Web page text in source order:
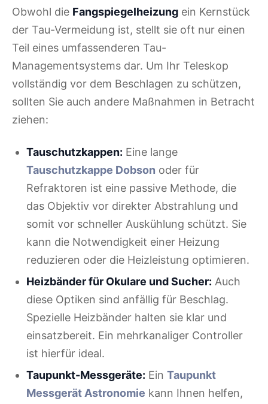
Obwohl die Fangspiegelheizung ein Kernstück
der Tau-Vermeidung ist, stellt sie oft nur einen
Teil eines umfassenderen Tau-
Managementsystems dar. Um Ihr Teleskop
vollständig vor dem Beschlagen zu schützen,
sollten Sie auch andere Maßnahmen in Betracht
ziehen:
Tauschutzkappen: Eine lange
Tauschutzkappe Dobson oder für
Refraktoren ist eine passive Methode, die
das Objektiv vor direkter Abstrahlung und
somit vor schneller Auskühlung schützt. Sie
kann die Notwendigkeit einer Heizung
reduzieren oder die Heizleistung optimieren.
Heizbänder für Okulare und Sucher: Auch
diese Optiken sind anfällig für Beschlag.
Spezielle Heizbänder halten sie klar und
einsatzbereit. Ein mehrkanaliger Controller
ist hierfür ideal.
Taupunkt-Messgeräte: Ein Taupunkt
Messgerät Astronomie kann Ihnen helfen,